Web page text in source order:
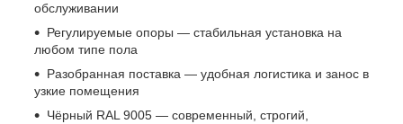
обслуживании
Регулируемые опоры — стабильная установка на
любом типе пола
Разобранная поставка — удобная логистика и занос в
узкие помещения
Чёрный RAL 9005 — современный, строгий,